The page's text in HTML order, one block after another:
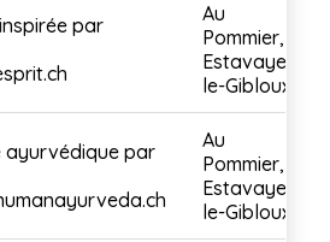
par
Au
Pommier,
Estavayer-
le-Gibloux
ayurvédique par
Au
Pommier,
Estavayer-
le-Gibloux